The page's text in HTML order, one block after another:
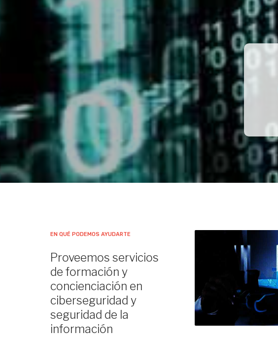
EN QUÉ PODEMOS AYUDARTE
Proveemos servicios
de formación y
concienciación en
ciberseguridad y
seguridad de la
información